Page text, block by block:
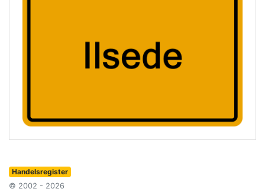
Handelsregister
© 2002 - 2026